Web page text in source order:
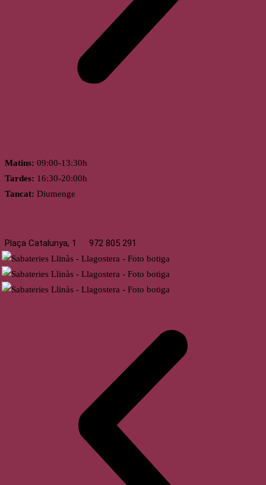
Matins: 09:00-13:30h
Tardes: 16:30-20:00h
Tancat: Diumenge
Plaça Catalunya, 1 972 805 291